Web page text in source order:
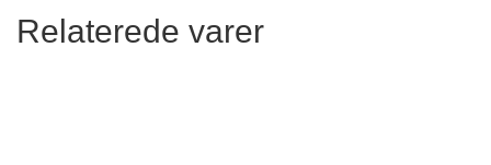
Relaterede varer